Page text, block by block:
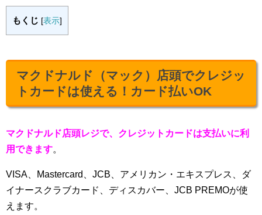
もくじ [表示]
マクドナルド（マック）店頭でクレジッ
トカードは使える！カード払いOK
マクドナルド店頭レジで、クレジットカードは支払いに利
用できます。
VISA、Mastercard、JCB、アメリカン・エキスプレス、ダ
イナースクラブカード、ディスカバー、JCB PREMOが使
えます。